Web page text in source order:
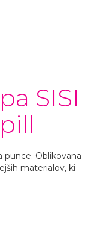
SISI
punce. Oblikovana
materialov, ki